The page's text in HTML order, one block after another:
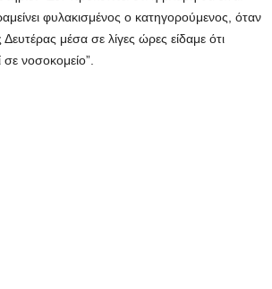
φυλακισμένος ο κατηγορούμενος, όταν
μέσα σε λίγες ώρες είδαμε ότι
σε νοσοκομείο”.